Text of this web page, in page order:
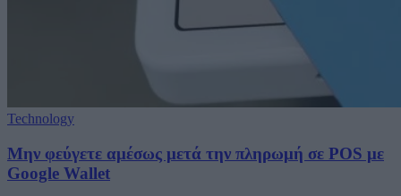
Technology
Μην φεύγετε αμέσως μετά την πληρωμή σε POS με
Google Wallet